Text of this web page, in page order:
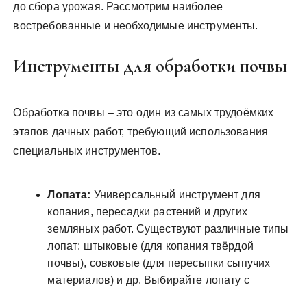
до сбора урожая. Рассмотрим наиболее
востребованные и необходимые инструменты.
Инструменты для обработки почвы
Обработка почвы – это один из самых трудоёмких
этапов дачных работ, требующий использования
специальных инструментов.
Лопата: Универсальный инструмент для
копания, пересадки растений и других
земляных работ. Существуют различные типы
лопат: штыковые (для копания твёрдой
почвы), совковые (для пересыпки сыпучих
материалов) и др. Выбирайте лопату с